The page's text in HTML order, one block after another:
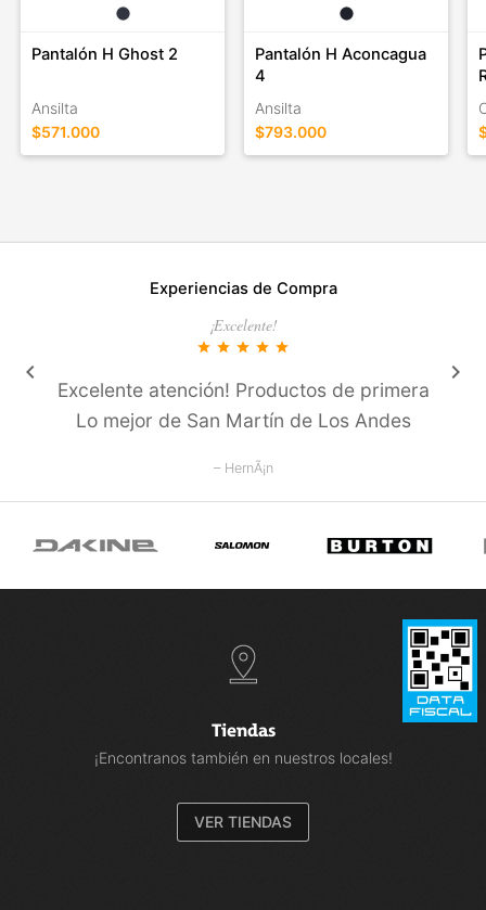
Pantalón H Ghost 2
Ansilta
$571.000
Pantalón H Aconcagua
4
Ansilta
$793.000
Experiencias de Compra
¡Excelente!
star star star star star
Excelente atención! Productos de primera
Lo mejor de San Martí­n de Los Andes
– HernÃ¡n
keyboard_arrow_left keyboard_arrow_right
Tiendas
¡Encontranos también en nuestros locales!
VER TIENDAS